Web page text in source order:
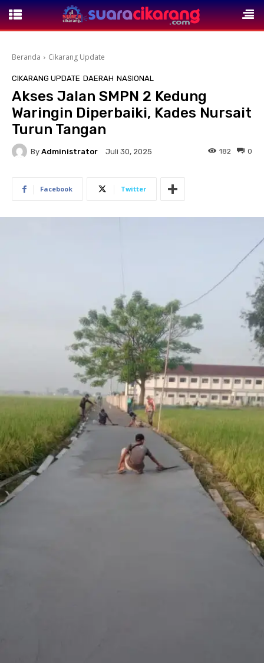
Beranda Cikarang Update
CIKARANG UPDATE DAERAH NASIONAL
Akses Jalan SMPN 2 Kedung
Waringin Diperbaiki, Kades Nursait
Turun Tangan
By Administrator Juli 30, 2025 0
182
Facebook Twitter